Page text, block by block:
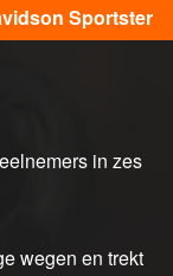
Sportster
in zes
wegen en trekt